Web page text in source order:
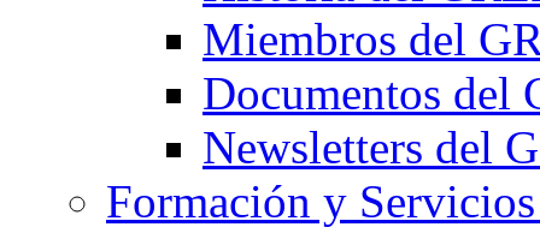
Miembros del
Documentos del
Newsletters del
Formación y